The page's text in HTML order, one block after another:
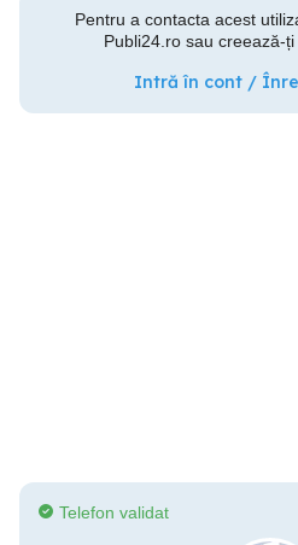
Pentru a contacta acest
Publi24.ro sau creează-
Intră în cont /
Telefon validat